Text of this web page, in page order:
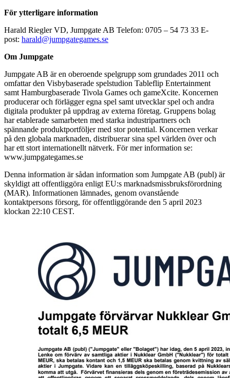
För ytterligare information
Harald Riegler VD, Jumpgate AB Telefon: 0705 – 54 73 33 E-
post: harald@jumpgategames.se
Om Jumpgate
Jumpgate AB är en oberoende spelgrupp som grundades 2011 och
omfattar den Visbybaserade spelstudion Tableflip Entertainment
samt Hamburgbaserade Tivola Games och gameXcite. Koncernen
producerar och förlägger egna spel samt utvecklar spel och andra
digitala produkter på uppdrag av externa företag. Gruppens bolag
har etablerade samarbeten med starka industripartners och
spännande produktportföljer med stor potential. Koncernen verkar
på den globala marknaden, distribuerar sina spel världen över och
har ett stort internationellt nätverk. För mer information se:
www.jumpgategames.se
Denna information är sådan information som Jumpgate AB (publ) är
skyldigt att offentliggöra enligt EU:s marknadsmissbruksförordning
(MAR). Informationen lämnades, genom ovanstående
kontaktpersons försorg, för offentliggörande den 5 april 2023
klockan 22:10 CEST.